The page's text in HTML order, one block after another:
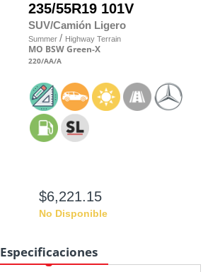
235/55R19 101V
SUV/Camión Ligero
Summer / Highway Terrain
MO BSWGreen-X
220/AA/A
$6,221.15
No Disponible
Especificaciones